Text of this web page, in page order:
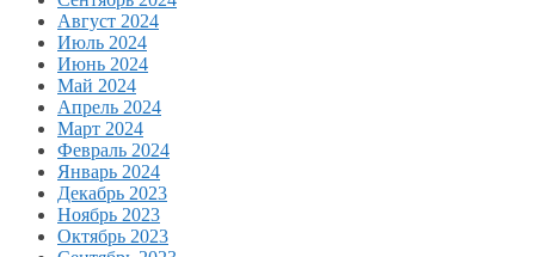
Август 2024
Июль 2024
Июнь 2024
Май 2024
Апрель 2024
Март 2024
Февраль 2024
Январь 2024
Декабрь 2023
Ноябрь 2023
Октябрь 2023